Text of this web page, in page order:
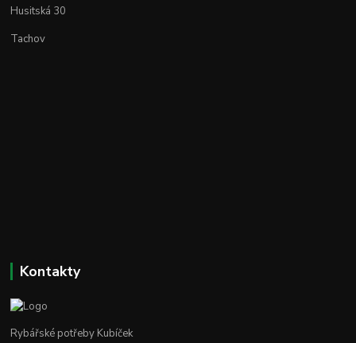
Husitská 30
Tachov
Kontakty
Rybářské potřeby Kubíček